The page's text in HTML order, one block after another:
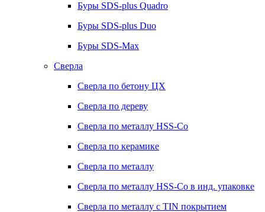
Буры SDS-plus Quadro
Буры SDS-plus Duo
Буры SDS-Max
Сверла
Сверла по бетону ЦХ
Сверла по дереву
Сверла по металлу HSS-Co
Сверла по керамике
Сверла по металлу
Сверла по металлу HSS-Co в инд. упаковке
Сверла по металлу с TIN покрытием